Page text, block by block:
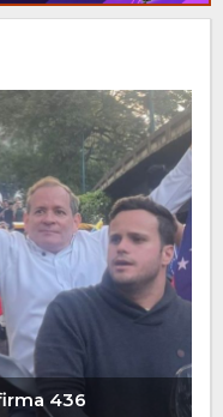
436